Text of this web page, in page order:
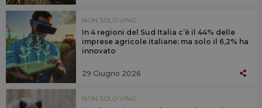
NON SOLO VINO
In 4 regioni del Sud Italia c’è il 44% delle
imprese agricole italiane: ma solo il 6,2% ha
innovato
29 Giugno 2026
NON SOLO VINO